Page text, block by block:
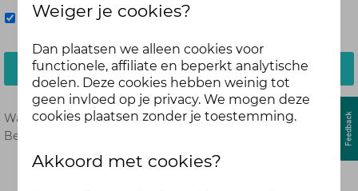
Mij onthouden
Inloggen
Wachtwoord vergeten? Hier opnieuw instellen.
Ben je nog geen deelnemer?
Weiger je cookies?
Dan plaatsen we alleen cookies voor
functionele, affiliate en beperkt analytische
doelen. Deze cookies hebben weinig tot
geen invloed op je privacy. We mogen deze
cookies plaatsen zonder je toestemming.
Akkoord met cookies?